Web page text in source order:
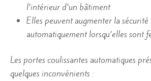
l’intérieur d’un bâtiment
Elles peuvent augmenter la
automatiquement lorsqu’elles sont
Les portes coulissantes automatiques
quelques inconvénients :